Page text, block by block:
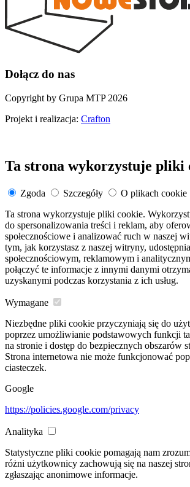
Dołącz do nas
Copyright by Grupa MTP 2026
Projekt i realizacja: Crafton
Ta strona wykorzystuje pliki
Zgoda Szczegóły
O plikach cookie
Ta strona wykorzystuje pliki cookie.
do spersonalizowania treści i reklam, aby
społecznościowe i analizować ruch w naszej
tym, jak korzystasz z naszej witryny,
społecznościowym, reklamowym i
połączyć te informacje z innymi danymi
uzyskanymi podczas korzystania z ich usług.
Wymagane
Niezbędne pliki cookie przyczyniają się do
poprzez umożliwianie podstawowych funkcji
na stronie i dostęp do bezpiecznych obszarów
Strona internetowa nie może funkcjonować
ciasteczek.
Google
https://policies.google.com/privacy
Analityka
Statystyczne pliki cookie pomagają nam
różni użytkownicy zachowują się na naszej
zgłaszając anonimowe informacje.